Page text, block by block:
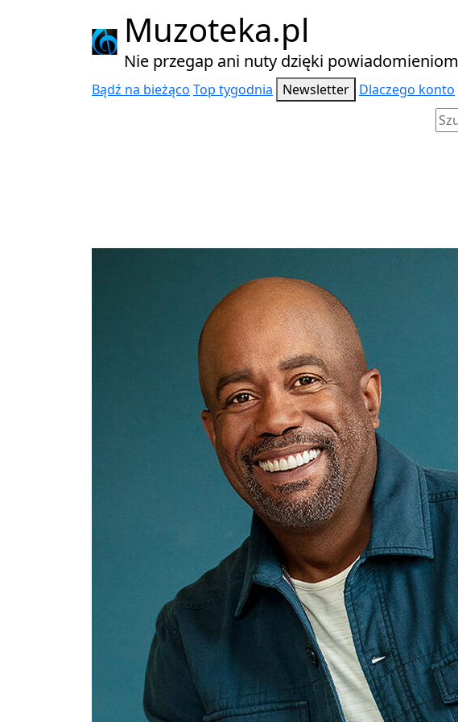
Muzoteka.pl
Nie przegap ani nuty dzięki powiadomieniom
Bądź na bieżąco Top tygodnia Newsletter Dlaczego konto